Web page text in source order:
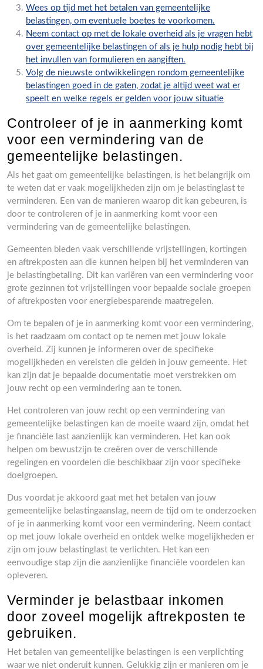
Wees op tijd met het betalen van gemeentelijke
belastingen, om eventuele boetes te voorkomen.
Neem contact op met de lokale overheid als je vragen hebt
over gemeentelijke belastingen of als je hulp nodig hebt bij
het invullen van formulieren en aangiften.
Volg de nieuwste ontwikkelingen rondom gemeentelijke
belastingen goed in de gaten, zodat je altijd weet wat er
speelt en welke regels er gelden voor jouw situatie
Controleer of je in aanmerking komt
voor een vermindering van de
gemeentelijke belastingen.
Als het gaat om gemeentelijke belastingen, is het belangrijk om
te weten dat er vaak mogelijkheden zijn om je belastinglast te
verminderen. Een van de manieren waarop dit kan gebeuren, is
door te controleren of je in aanmerking komt voor een
vermindering van de gemeentelijke belastingen.
Gemeenten bieden vaak verschillende vrijstellingen, kortingen
en aftrekposten aan die kunnen helpen bij het verminderen van
je belastingbetaling. Dit kan variëren van een vermindering voor
grote gezinnen tot vrijstellingen voor bepaalde sociale groepen
of aftrekposten voor energiebesparende maatregelen.
Om te bepalen of je in aanmerking komt voor een vermindering,
is het raadzaam om contact op te nemen met jouw lokale
overheid. Zij kunnen je informeren over de specifieke
mogelijkheden en vereisten die gelden in jouw gemeente. Het
kan zijn dat je bepaalde documentatie moet verstrekken om
jouw recht op een vermindering aan te tonen.
Het controleren van jouw recht op een vermindering van
gemeentelijke belastingen kan de moeite waard zijn, omdat het
je financiële last aanzienlijk kan verminderen. Het kan ook
helpen om bewustzijn te creëren over de verschillende
regelingen en voordelen die beschikbaar zijn voor specifieke
doelgroepen.
Dus voordat je akkoord gaat met het betalen van jouw
gemeentelijke belastingaanslag, neem de tijd om te onderzoeken
of je in aanmerking komt voor een vermindering. Neem contact
op met jouw lokale overheid en ontdek welke mogelijkheden er
zijn om jouw belastinglast te verlichten. Het kan een
eenvoudige stap zijn die aanzienlijke financiële voordelen kan
opleveren.
Verminder je belastbaar inkomen
door zoveel mogelijk aftrekposten te
gebruiken.
Het betalen van gemeentelijke belastingen is een verplichting
waar we niet onderuit kunnen. Gelukkig zijn er manieren om je